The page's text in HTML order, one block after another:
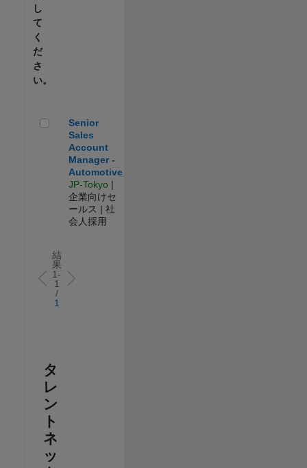
し
て
く
だ
さ
い。
Senior Sales Account Manager - Automotive
Senior
Sales
Account
Manager -
Automotive
JP-Tokyo |
企業向けセ
ールス | 社
会人採用
結
果
1-
1
/
1
タ
レ
ン
ト
ネ
ッ